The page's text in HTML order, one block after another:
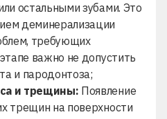
остальными зубами. Это
деминерализации
требующих
важно не допустить
и пародонтоза;
и трещины: Появление
трещин на поверхности